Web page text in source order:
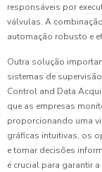
responsáveis por
válvulas. A
automação robusto e
Outra solução
sistemas de
Control and Data
que as empresas
proporcionando uma
gráficas intuitivas, os
e tomar decisões
é crucial para garantir